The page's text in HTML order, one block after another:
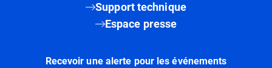
Support technique
Espace presse
Recevoir une alerte pour les événements